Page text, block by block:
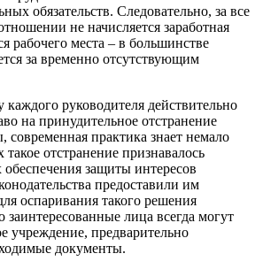
обязательств. Следовательно, за все
не начисляется заработная
рабочего места – в большинстве
за временно отсутствующим
каждого руководителя действительно
на принудительное отстранение
современная практика знает немало
отстранение признавалось
защиты интересов
предоставили им
оспаривания такого решения
заинтересованные лица всегда могут
учреждение, предварительно
документы.